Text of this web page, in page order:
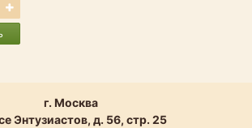
г. Москва
Энтузиастов, д. 56, стр. 25